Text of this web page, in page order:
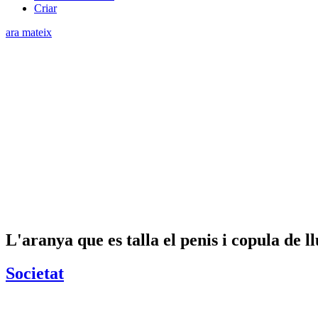
Criar
ara mateix
L'aranya que es talla el penis i copula de
Societat